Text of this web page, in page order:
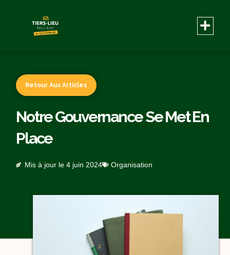
Retour Aux Articles
Notre Gouvernance Se Met En
Place
Mis à jour le 4 juin 2024 Organisation